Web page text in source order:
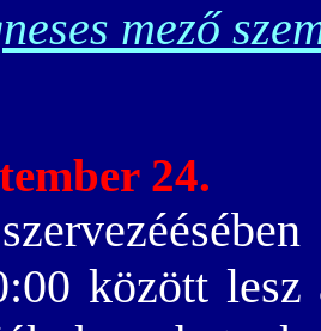
mező
24.
között